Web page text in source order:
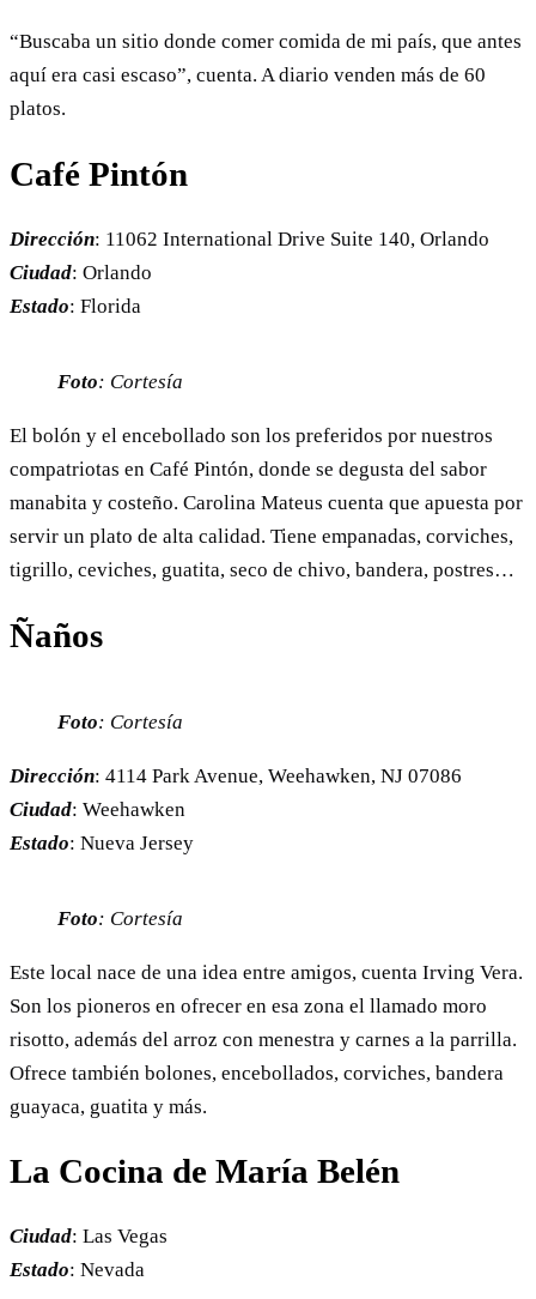
“Buscaba un sitio donde comer comida de mi país, que antes
aquí era casi escaso”, cuenta. A diario venden más de 60
platos.
Café Pintón
Dirección: 11062 International Drive Suite 140, Orlando
Ciudad: Orlando
Estado: Florida
Foto: Cortesía
El bolón y el encebollado son los preferidos por nuestros
compatriotas en Café Pintón, donde se degusta del sabor
manabita y costeño. Carolina Mateus cuenta que apuesta por
servir un plato de alta calidad. Tiene empanadas, corviches,
tigrillo, ceviches, guatita, seco de chivo, bandera, postres…
Ñaños
Foto: Cortesía
Dirección: 4114 Park Avenue, Weehawken, NJ 07086
Ciudad: Weehawken
Estado: Nueva Jersey
Foto: Cortesía
Este local nace de una idea entre amigos, cuenta Irving Vera.
Son los pioneros en ofrecer en esa zona el llamado moro
risotto, además del arroz con menestra y carnes a la parrilla.
Ofrece también bolones, encebollados, corviches, bandera
guayaca, guatita y más.
La Cocina de María Belén
Ciudad: Las Vegas
Estado: Nevada